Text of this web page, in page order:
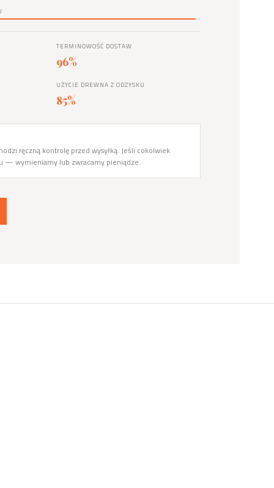
TERMINOWOŚĆ DOSTAW
96%
UŻYCIE DREWNA Z ODZYSKU
85%
ręczną kontrolę przed wysyłką. Jeśli cokolwiek
— wymieniamy lub zwracamy pieniądze.